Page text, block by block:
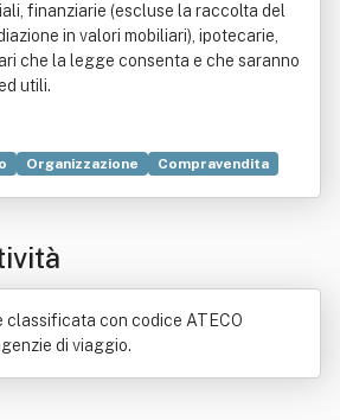
finanziarie (escluse la raccolta del
in valori mobiliari), ipotecarie,
che la legge consenta e che saranno
utili.
Organizzazione
Compravendita
di denaro
classificata con codice ATECO
di viaggio.